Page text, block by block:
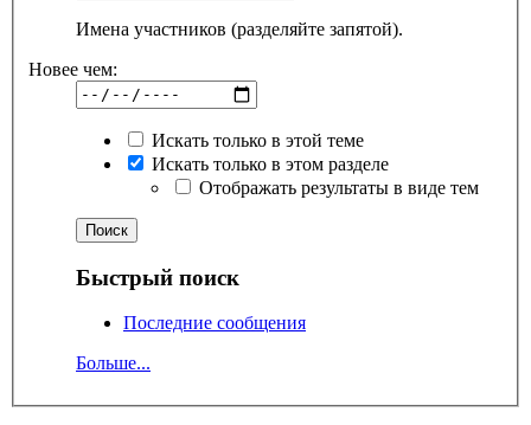
Имена участников (разделяйте запятой).
Новее чем:
Искать только в этой теме
Искать только в этом разделе
Отображать результаты в виде тем
Быстрый поиск
Последние сообщения
Больше...